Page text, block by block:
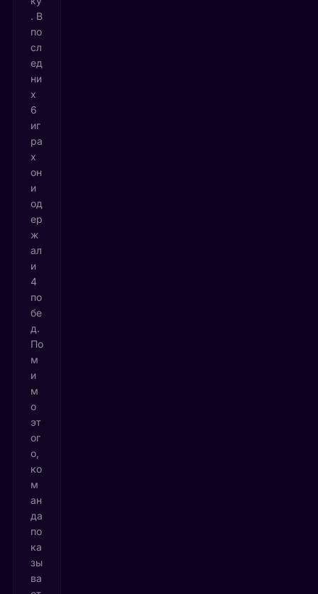
. В
по
сл
ед
ни
х
6
иг
ра
х
он
и
од
ер
ж
ал
и
4
по
бе
д.
По
м
и
м
о
эт
ог
о,
ко
м
ан
да
по
ка
зы
ва